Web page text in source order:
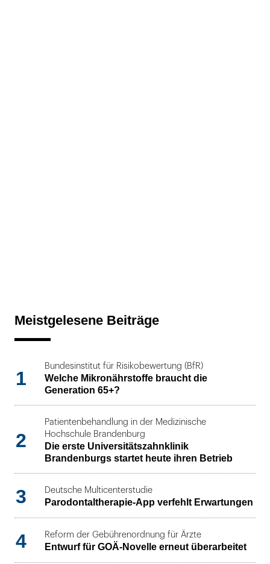
Meistgelesene Beiträge
1
Bundesinstitut für Risikobewertung (BfR)
Welche Mikronährstoffe braucht die
Generation 65+?
2
Patientenbehandlung in der Medizinische
Hochschule Brandenburg
Die erste Universitätszahnklinik
Brandenburgs startet heute ihren Betrieb
3 Deutsche Multicenterstudie
Parodontaltherapie-App verfehlt Erwartungen
4 Reform der Gebührenordnung für Ärzte
Entwurf für GOÄ-Novelle erneut überarbeitet